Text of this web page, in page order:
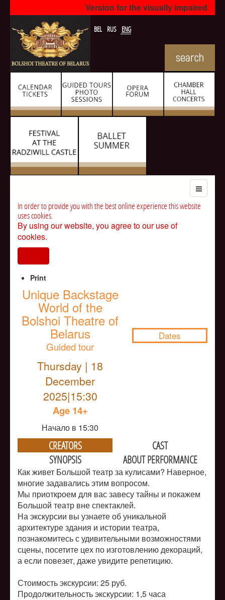
Version for the visually impaired
BEL RUS ENG
In order to provide you with the best online experience this website
uses cookies.
By using our website, you agree to our use of
cookies.
Print
Unique Backstage
World of the
Bolshoi Theatre of
Belarus
Guided tour
Thursday | 18
December
2025|15:30
Age 14+
Начало в 15:30
Dates
CREATORS
CAST
SYNOPSIS
ABOUT PERFORMANCE
Как живет Большой театр за кулисами? Наверное,
многие задавались этим вопросом.
Мы приоткроем для вас завесу тайны и покажем
Большой театр вне спектаклей.
На экскурсии вы узнаете об уникальной
архитектуре здания и истории театра,
познакомитесь с удивительными возможностями
сцены, посетите цех по изготовлению декораций,
а если повезет, даже увидите репетицию.
Стоимость экскурсии: 25 руб.
Продолжительность экскурсии: 1,5 часа